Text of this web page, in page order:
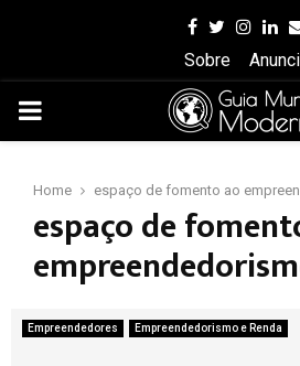
Facebook
Twitter
Sobre
PRIMARY
Home espaço de fomento ao
espaço de
Empreendedores Empreendedorismo e Renda